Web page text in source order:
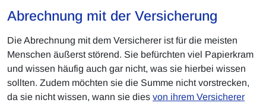
Abrechnung mit der Versicherung
Die Abrechnung mit dem Versicherer ist für die meisten
Menschen äußerst störend. Sie befürchten viel Papierkram
und wissen häufig auch gar nicht, was sie hierbei wissen
sollten. Zudem möchten sie die Summe nicht vorstrecken,
da sie nicht wissen, wann sie dies von ihrem Versicherer